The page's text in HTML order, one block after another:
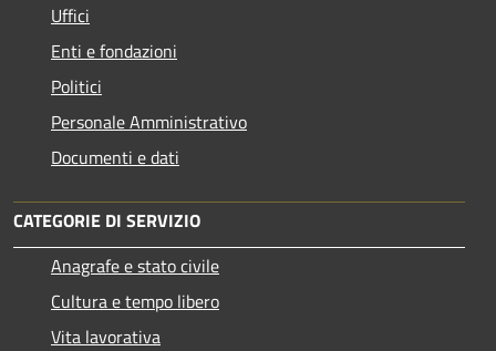
Uffici
Enti e fondazioni
Politici
Personale Amministrativo
Documenti e dati
CATEGORIE DI SERVIZIO
Anagrafe e stato civile
Cultura e tempo libero
Vita lavorativa